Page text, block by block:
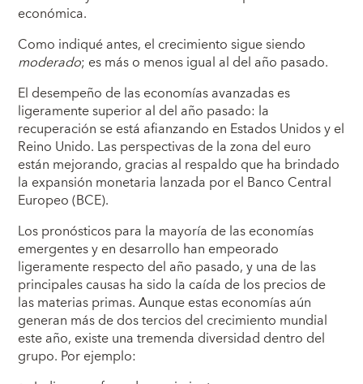
económica.
Como indiqué antes, el crecimiento sigue siendo
moderado; es más o menos igual al del año pasado.
El desempeño de las economías avanzadas es
ligeramente superior al del año pasado: la
recuperación se está afianzando en Estados Unidos y el
Reino Unido. Las perspectivas de la zona del euro
están mejorando, gracias al respaldo que ha brindado
la expansión monetaria lanzada por el Banco Central
Europeo (BCE).
Los pronósticos para la mayoría de las economías
emergentes y en desarrollo han empeorado
ligeramente respecto del año pasado, y una de las
principales causas ha sido la caída de los precios de
las materias primas. Aunque estas economías aún
generan más de dos tercios del crecimiento mundial
este año, existe una tremenda diversidad dentro del
grupo. Por ejemplo: